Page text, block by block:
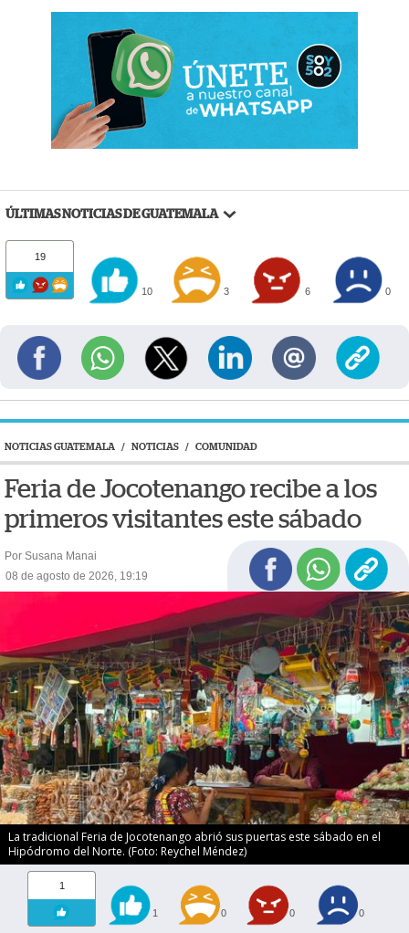
ÚLTIMAS NOTICIAS DE GUATEMALA
19
10 3 6 0
NOTICIAS GUATEMALA / NOTICIAS / COMUNIDAD
Feria de Jocotenango recibe a los
primeros visitantes este sábado
Por Susana Manai
08 de agosto de 2026, 19:19
La tradicional Feria de Jocotenango abrió sus puertas este sábado en el
Hipódromo del Norte. (Foto: Reychel Méndez)
1
1 0 0 0